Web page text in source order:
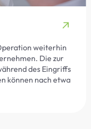
weiterhin
Die zur
des Eingriffs
können nach etwa